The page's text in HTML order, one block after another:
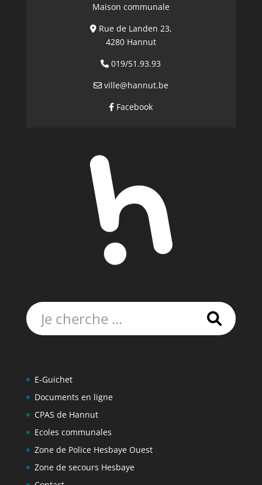
Maison communale
Rue de Landen 23,
4280 Hannut
019/51.93.93
ville@hannut.be
Facebook
E-Guichet
Documents en ligne
CPAS de Hannut
Ecoles communales
Zone de Police Hesbaye Ouest
Zone de secours Hesbaye